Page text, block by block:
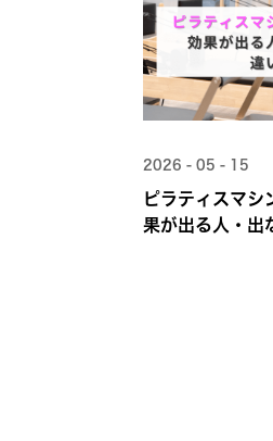
2026 - 05 - 15
ピラティスマシ
果が出る人・出